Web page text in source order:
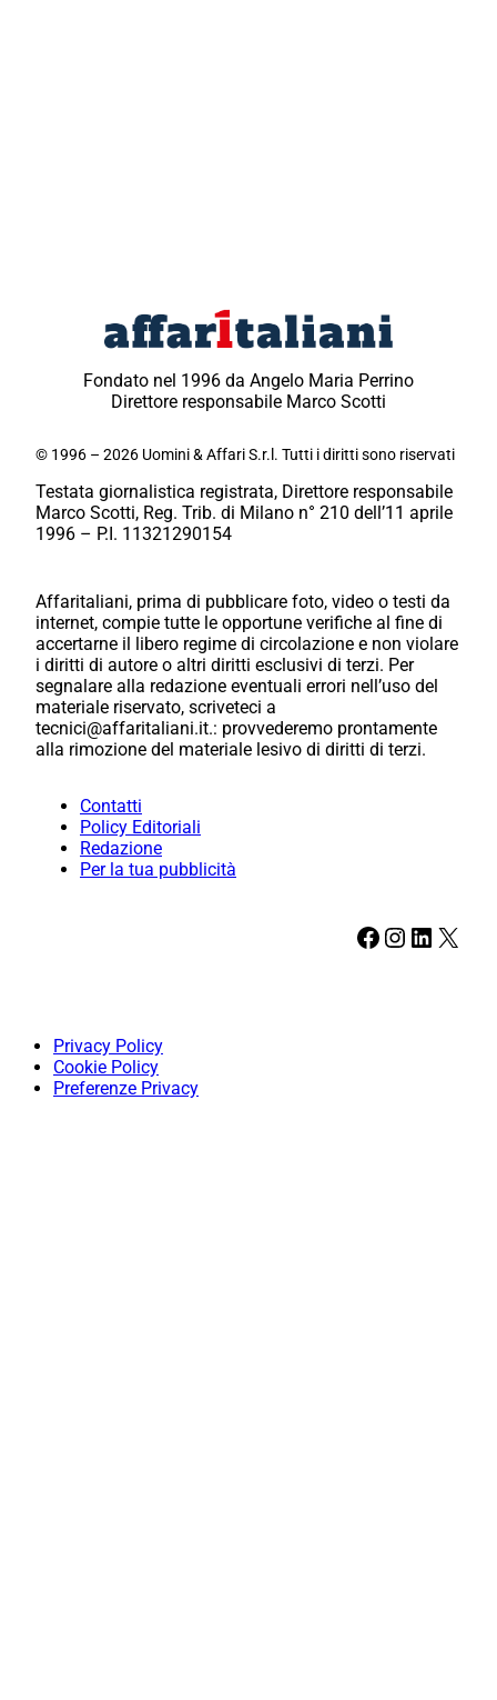
Fondato nel 1996 da Angelo Maria Perrino
Direttore responsabile Marco Scotti
© 1996 – 2026 Uomini & Affari S.r.l. Tutti i diritti sono riservati
Testata giornalistica registrata, Direttore responsabile
Marco Scotti, Reg. Trib. di Milano n° 210 dell’11 aprile
1996 – P.I. 11321290154
Affaritaliani, prima di pubblicare foto, video o testi da
internet, compie tutte le opportune verifiche al fine di
accertarne il libero regime di circolazione e non violare
i diritti di autore o altri diritti esclusivi di terzi. Per
segnalare alla redazione eventuali errori nell’uso del
materiale riservato, scriveteci a
tecnici@affaritaliani.it.: provvederemo prontamente
alla rimozione del materiale lesivo di diritti di terzi.
Contatti
Policy Editoriali
Redazione
Per la tua pubblicità
Facebook Instagram LinkedIn X
Privacy Policy
Cookie Policy
Preferenze Privacy